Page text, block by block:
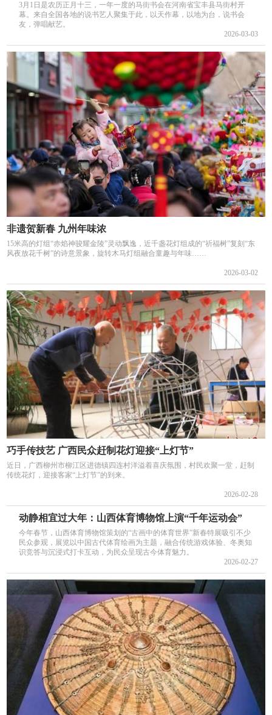
3月1日是农历正月十三，一年一度的马街书会在河南省宝丰县马街村开
幕。来自全国各地的说书艺人聚集于此，以天作幕，以地为台，说书会
友，弹唱献艺。
2026-03-03
非遗贺新春 九州年味浓
15米高的灯组“赤焰神骏耀金陵”灵动飘逸，近千盏花灯组成的“祈福树”复刻“东
风夜放花千树”的诗意景象，旋转木马灯组融合童趣与年味……
2026-03-02
巧手传技艺 广西民众赶制花灯迎接“上灯节”
近日，广西柳州市柳江区进德镇四连村洋溢着喜庆氛围，村民欢聚一堂，赶制
传统花灯，迎接客家“上灯节”的到来。
2026-02-28
动静相宜过大年：山西体育博物馆上演“千年运动会”
今年春节，山西体育博物馆策划的“古画中的体育世界”新春特展吸引不少
民众参观，展览以中国古代体育绘画为主题，融合传统游戏体验、冬奥知
识竞答与沉浸式打卡互动，为民众呈现古今体育魅力。
2026-02-27